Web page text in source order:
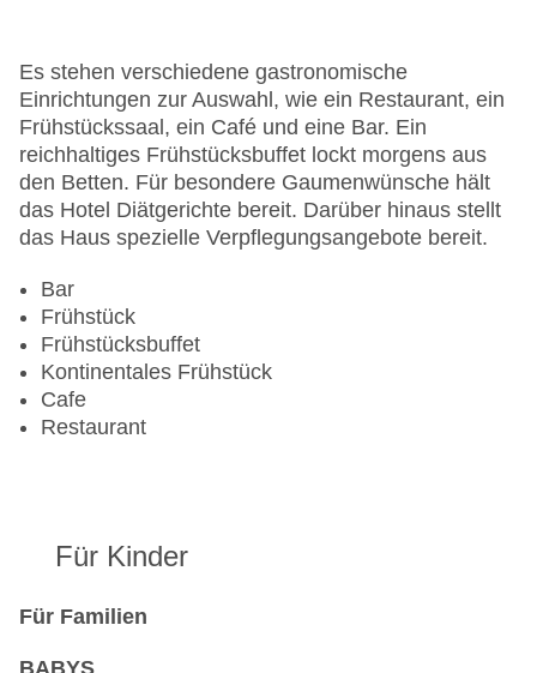
Anzahl der Aufzüge: 1
Zimmerservice: gegen Gebühr
Sonnenterrasse
Gesamtanzahl der Stockwerke: 6
Gesamtanzahl der Zimmer: 51
Zahlungsarten: American Express, Diners Club,
Mastercard, Visa
Es stehen verschiedene gastronomische
Einrichtungen zur Auswahl, wie ein Restaurant, ein
Frühstückssaal, ein Café und eine Bar. Ein
reichhaltiges Frühstücksbuffet lockt morgens aus
den Betten. Für besondere Gaumenwünsche hält
das Hotel Diätgerichte bereit. Darüber hinaus stellt
das Haus spezielle Verpflegungsangebote bereit.
Bar
Frühstück
Frühstücksbuffet
Kontinentales Frühstück
Cafe
Restaurant
Für Kinder
Für Familien